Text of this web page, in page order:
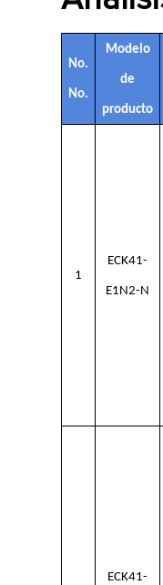
No.
No.
Modelo
de
producto
1
ECK41-
E1N2-N
ECK41-